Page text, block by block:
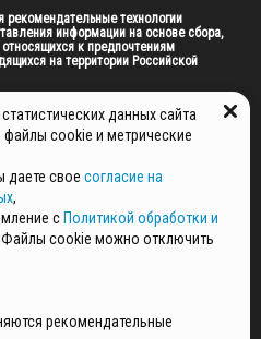
технологии
информации на основе сбора,
к предпочтениям
на территории Российской
ПРИНАДЛЕЖАТ ГАУ МО "ЦИФРОВЫЕ
ПЕРСОНАЛЬНЫХ ДАННЫХ
данных сайта
cookie и метрические
даете свое согласие на
,
с Политикой обработки и
. Файлы cookie можно отключить
рекомендательные